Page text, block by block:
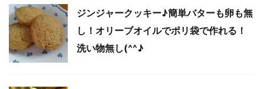
ジンジャークッキー♪簡単バターも卵も無
し！オリーブオイルでポリ袋で作れる！
洗い物無し(^^♪